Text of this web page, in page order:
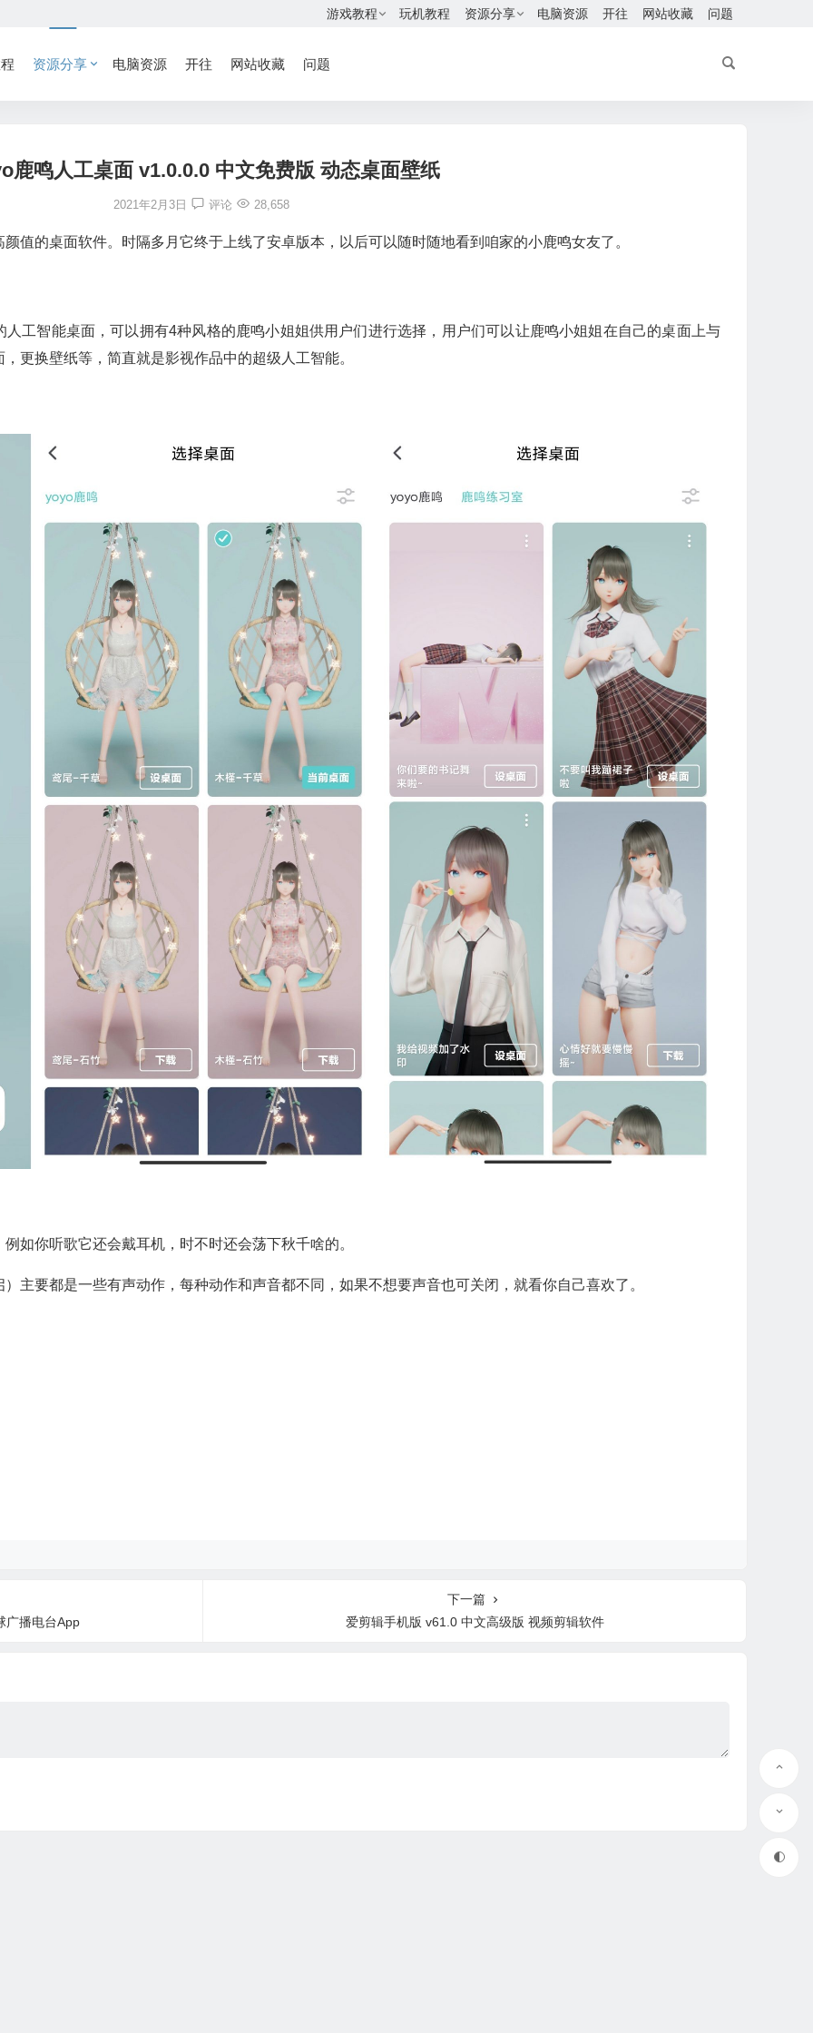
游戏教程 玩机教程 资源分享 电脑资源 开往 网站收藏 问题
资源分享 电脑资源 开往 网站收藏 问题
鹿鸣人工桌面 v1.0.0.0 中文免费版 动态桌面壁纸
2021年2月3日 评论 28,658
值的桌面软件。时隔多月它终于上线了安卓版本，以后可以随时随地看到咱家的小鹿鸣女友了。
工智能桌面，可以拥有4种风格的鹿鸣小姐姐供用户们进行选择，用户们可以让鹿鸣小姐姐在自己的桌面上与
更换壁纸等，简直就是影视作品中的超级人工智能。
如你听歌它还会戴耳机，时不时还会荡下秋千啥的。
主要都是一些有声动作，每种动作和声音都不同，如果不想要声音也可关闭，就看你自己喜欢了。
广播电台App
下一篇
爱剪辑手机版 v61.0 中文高级版 视频剪辑软件